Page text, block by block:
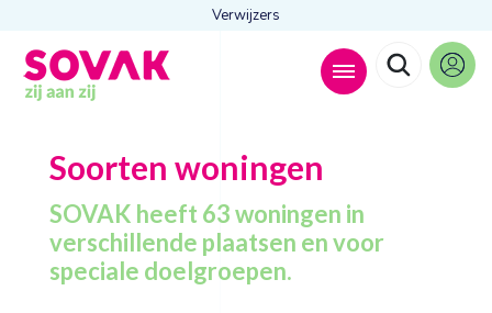
Verwijzers
Anderen zochten ook
Soorten woningen
SOVAK heeft 63 woningen in
verschillende plaatsen en voor
speciale doelgroepen.